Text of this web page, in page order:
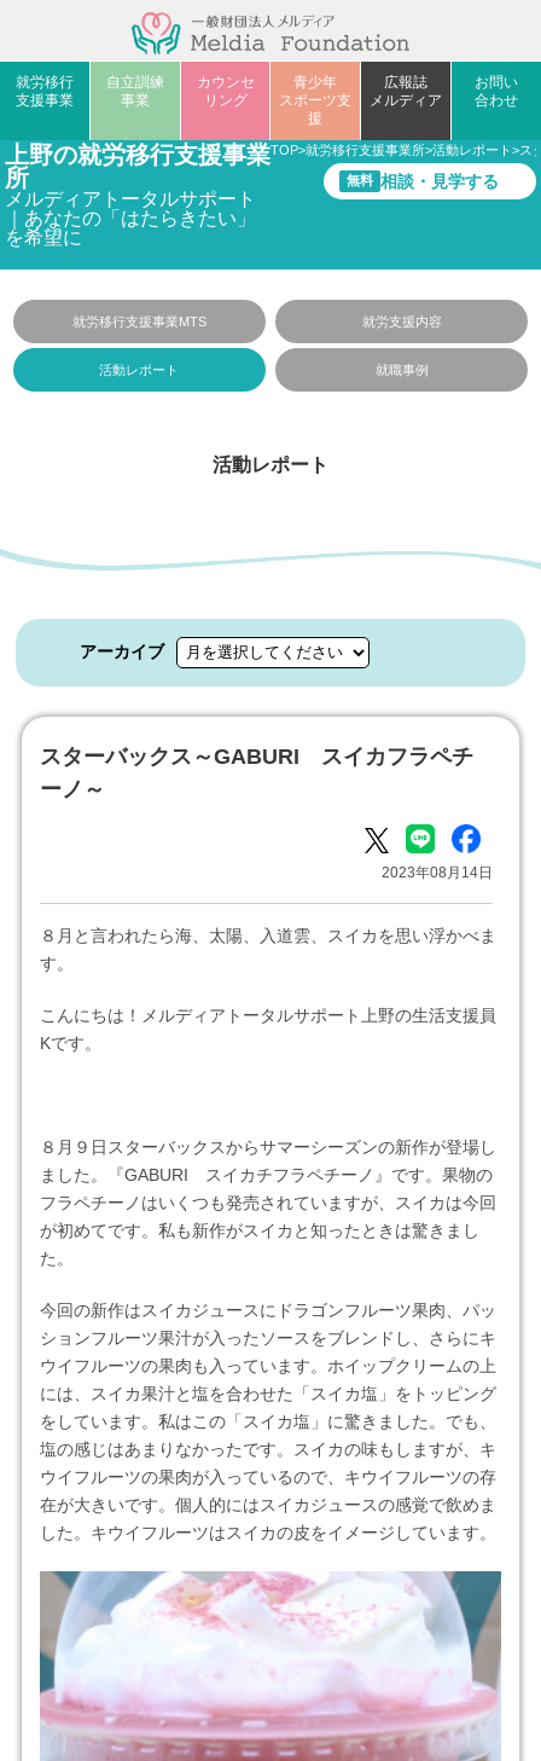
就労移行
支援事業
自立訓練
事業
カウンセ
リング
青少年
スポーツ支
援
広報誌
メルディア
お問い
合わせ
上野の就労移行支援事業
所
メルディアトータルサポート
｜あなたの「はたらきたい」
を希望に
TOP>就労移行支援事業所>活動レポート>ス
無料 相談・見学する
就労移行支援事業MTS 就労支援内容
活動レポート 就職事例
活動レポート
アーカイブ
スターバックス～GABURI スイカフラペチ
ーノ～
2023年08月14日
８月と言われたら海、太陽、入道雲、スイカを思い浮かべま
す。
こんにちは！メルディアトータルサポート上野の生活支援員
Kです。
８月９日スターバックスからサマーシーズンの新作が登場し
ました。『GABURI スイカチフラペチーノ』です。果物の
フラペチーノはいくつも発売されていますが、スイカは今回
が初めてです。私も新作がスイカと知ったときは驚きまし
た。
今回の新作はスイカジュースにドラゴンフルーツ果肉、パッ
ションフルーツ果汁が入ったソースをブレンドし、さらにキ
ウイフルーツの果肉も入っています。ホイップクリームの上
には、スイカ果汁と塩を合わせた「スイカ塩」をトッピング
をしています。私はこの「スイカ塩」に驚きました。でも、
塩の感じはあまりなかったです。スイカの味もしますが、キ
ウイフルーツの果肉が入っているので、キウイフルーツの存
在が大きいです。個人的にはスイカジュースの感覚で飲めま
した。キウイフルーツはスイカの皮をイメージしています。